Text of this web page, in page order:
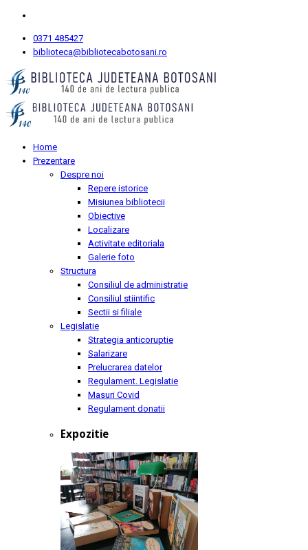
0371 485427
biblioteca@bibliotecabotosani.ro
Home
Prezentare
Despre noi
Repere istorice
Misiunea bibliotecii
Obiective
Localizare
Activitate editoriala
Galerie foto
Structura
Consiliul de administratie
Consiliul stiintific
Sectii si filiale
Legislatie
Strategia anticoruptie
Salarizare
Prelucrarea datelor
Regulament. Legislatie
Masuri Covid
Regulament donatii
Expozitie